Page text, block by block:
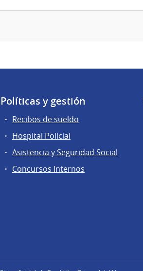
Políticas y gestión
Recibos de sueldo
Hospital Policial
Asistencia y Seguridad Social
Concursos Internos